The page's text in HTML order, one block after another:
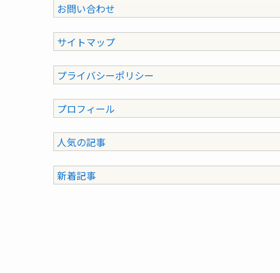
お問い合わせ
サイトマップ
プライバシーポリシー
プロフィール
人気の記事
新着記事